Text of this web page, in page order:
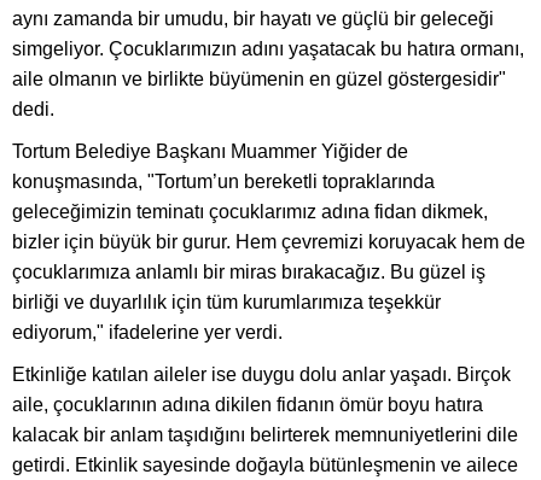
aynı zamanda bir umudu, bir hayatı ve güçlü bir geleceği
simgeliyor. Çocuklarımızın adını yaşatacak bu hatıra ormanı,
aile olmanın ve birlikte büyümenin en güzel göstergesidir"
dedi.
Tortum Belediye Başkanı Muammer Yiğider de
konuşmasında, "Tortum’un bereketli topraklarında
geleceğimizin teminatı çocuklarımız adına fidan dikmek,
bizler için büyük bir gurur. Hem çevremizi koruyacak hem de
çocuklarımıza anlamlı bir miras bırakacağız. Bu güzel iş
birliği ve duyarlılık için tüm kurumlarımıza teşekkür
ediyorum," ifadelerine yer verdi.
Etkinliğe katılan aileler ise duygu dolu anlar yaşadı. Birçok
aile, çocuklarının adına dikilen fidanın ömür boyu hatıra
kalacak bir anlam taşıdığını belirterek memnuniyetlerini dile
getirdi. Etkinlik sayesinde doğayla bütünleşmenin ve ailece